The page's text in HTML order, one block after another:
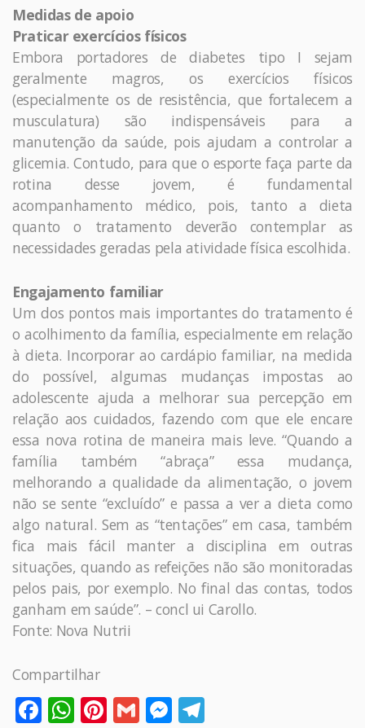
Medidas de apoio
Praticar exercícios físicos
Embora portadores de diabetes tipo I sejam
geralmente magros, os exercícios físicos
(especialmente os de resistência, que fortalecem a
musculatura) são indispensáveis para a
manutenção da saúde, pois ajudam a controlar a
glicemia. Contudo, para que o esporte faça parte da
rotina desse jovem, é fundamental
acompanhamento médico, pois, tanto a dieta
quanto o tratamento deverão contemplar as
necessidades geradas pela atividade física escolhida.
Engajamento familiar
Um dos pontos mais importantes do tratamento é
o acolhimento da família, especialmente em relação
à dieta. Incorporar ao cardápio familiar, na medida
do possível, algumas mudanças impostas ao
adolescente ajuda a melhorar sua percepção em
relação aos cuidados, fazendo com que ele encare
essa nova rotina de maneira mais leve. “Quando a
família também “abraça” essa mudança,
melhorando a qualidade da alimentação, o jovem
não se sente “excluído” e passa a ver a dieta como
algo natural. Sem as “tentações” em casa, também
fica mais fácil manter a disciplina em outras
situações, quando as refeições não são monitoradas
pelos pais, por exemplo. No final das contas, todos
ganham em saúde”. – concl ui Carollo.
Fonte: Nova Nutrii
Compartilhar
Facebook
WhatsApp
Pinterest
GmailMessenger